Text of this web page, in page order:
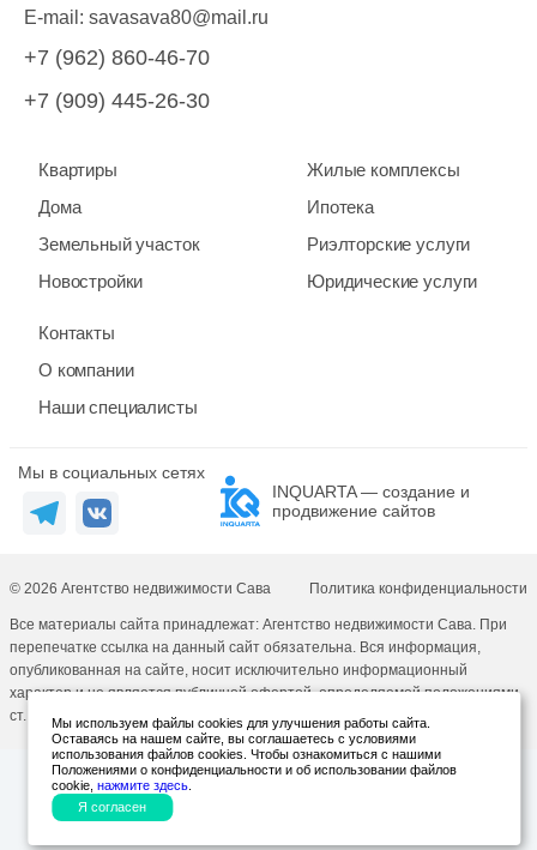
E-mail: savasava80@mail.ru
+7 (962) 860-46-70
+7 (909) 445-26-30
Квартиры
Дома
Земельный участок
Новостройки
Жилые комплексы
Ипотека
Риэлторские услуги
Юридические услуги
Контакты
О компании
Наши специалисты
Мы в социальных сетях
INQUARTA — создание и
продвижение сайтов
© 2026 Агентство недвижимости Сава Политика конфиденциальности
Все материалы сайта принадлежат: Агентство недвижимости Сава. При
перепечатке ссылка на данный сайт обязательна. Вся информация,
опубликованная на сайте, носит исключительно информационный
характер и не является публичной офертой, определяемой положениями
ст. 437 ГК РФ.Мы используем файлы cookies для улучшения работы сайта.
Оставаясь на нашем сайте, вы соглашаетесь с условиями
использования файлов cookies. Чтобы ознакомиться с нашими
Положениями о конфиденциальности и об использовании файлов
cookie, нажмите здесь.
Я согласен